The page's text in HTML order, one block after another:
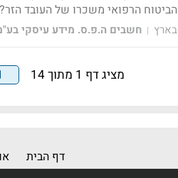
הביטוח הרפואי משכרו של העובד
בארץ | חשבים ה.פ.ס. מידע עיסקי
מציג דף 1 מתוך 14
דף הבית